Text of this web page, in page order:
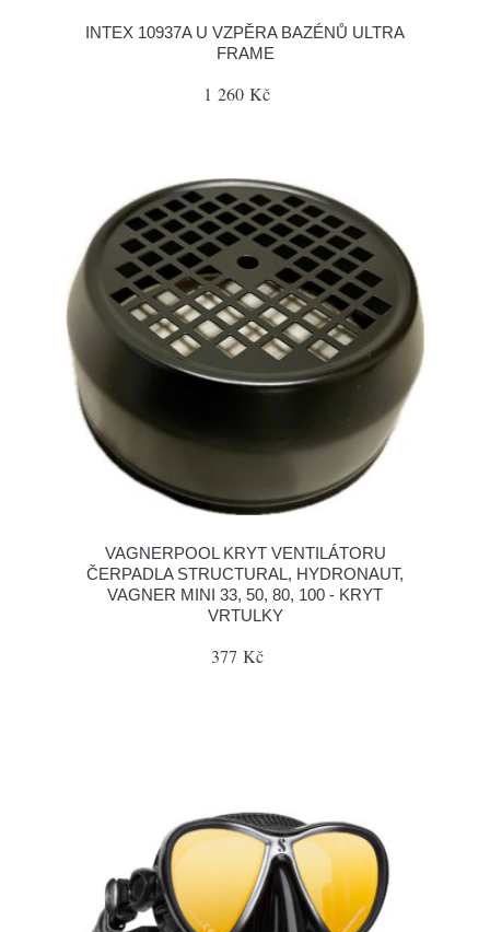
INTEX 10937A U VZPĚRA BAZÉNŮ ULTRA
FRAME
1 260 Kč
VAGNERPOOL KRYT VENTILÁTORU
ČERPADLA STRUCTURAL, HYDRONAUT,
VAGNER MINI 33, 50, 80, 100 - KRYT
VRTULKY
377 Kč